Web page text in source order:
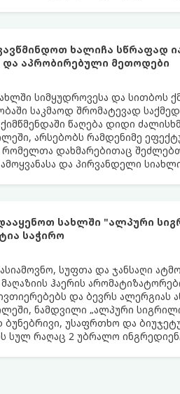
ხალიჩა სწრაფად
და აპრობირებული მეთოდები
სიმყუდროვესა და სითბოს
საკმაოდ შრომატევად
წაღება დიდი
არსებობს რამდენიმე
დახმარებითაც
და პირვანდელი
სახლში "ალპური
საჭირო
სუფთა და ჯანსაღი
ჰაერის
და ბევრს ალერგიას
ნამდვილი „ალპური
უსაფრთხო და
სულ რაღაც 2 უბრალო